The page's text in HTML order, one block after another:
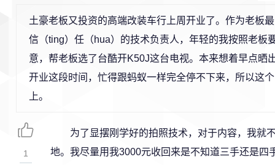
土豪老板又投资的高端改装车行上周开业了。作为老板
信（ting）任（hua）的技术负责人，年轻的我按照老板
意，帮老板选了台酷开K50J这台电视。本来想着早点晒
开业这段时间，忙得跟蚂蚁一样完全停不下来，所以这
上。
为了显摆刚学好的拍照技术，对于内容，我就
地。我尽量用我3000元收回来是不知道三手还是四
1